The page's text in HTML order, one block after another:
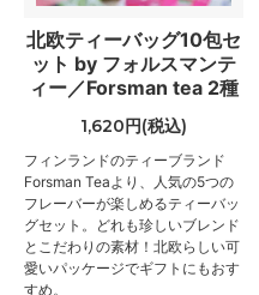
北欧ティーバッグ10包セ
ット by フォルスマンテ
ィー／Forsman tea 2種
1,620円(税込)
フィンランドのティーブランド
Forsman Teaより、人気の5つの
フレーバーが楽しめるティーバッ
グセット。どれも珍しいブレンド
とこだわりの素材！北欧らしい可
愛いパッケージでギフトにもおす
すめ。